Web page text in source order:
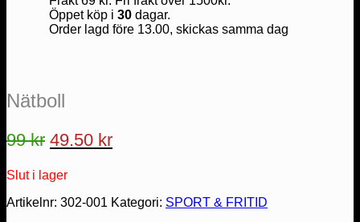
Öppet köp i 30dagar.
Order lagd före 13.00, skickas samma dag
Nätboll
99kr Det
priset
var:
49.50 krDet
är:
Slut i lager
Artikelnr: 302-001 Kategori: SPORT & FRITID